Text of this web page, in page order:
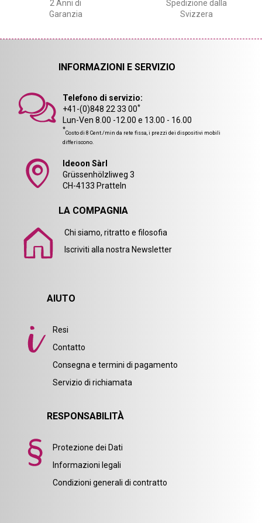
2 Anni di
Garanzia
Spedizione dalla
Svizzera
INFORMAZIONI E SERVIZIO
Telefono di servizio:
+41-(0)848 22 33 00*
Lun-Ven 8.00 -12.00 e 13.00 - 16.00
*Costo di 8 Cent./min da rete fissa, i prezzi dei dispositivi mobili
differiscono.
Ideoon Sàrl
Grüssenhölzliweg 3
CH-4133 Pratteln
LA COMPAGNIA
Chi siamo, ritratto e filosofia
Iscriviti alla nostra Newsletter
AIUTO
Resi
Contatto
Consegna e termini di pagamento
Servizio di richiamata
RESPONSABILITÀ
Protezione dei Dati
Informazioni legali
Condizioni generali di contratto